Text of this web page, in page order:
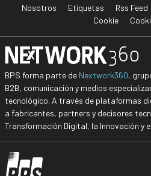
Nosotros Etiquetas Rss Feed
Cookie
BPS forma parte de Nextwork360,
B2B, comunicación y medios
tecnológico. A través de plataformas
a fabricantes, partners y decisores
Transformación Digital, la Innovación y